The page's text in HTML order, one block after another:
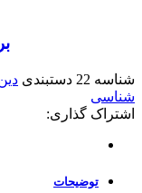
شناسه 22 دستبندی
شناسی
اشتراک گذاری:
توضیحات